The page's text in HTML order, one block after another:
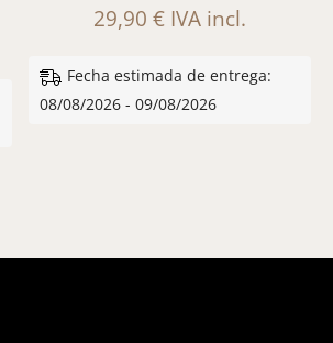
29,90€ IVA incl.
Fecha estimada de entrega:
08/08/2026 - 09/08/2026